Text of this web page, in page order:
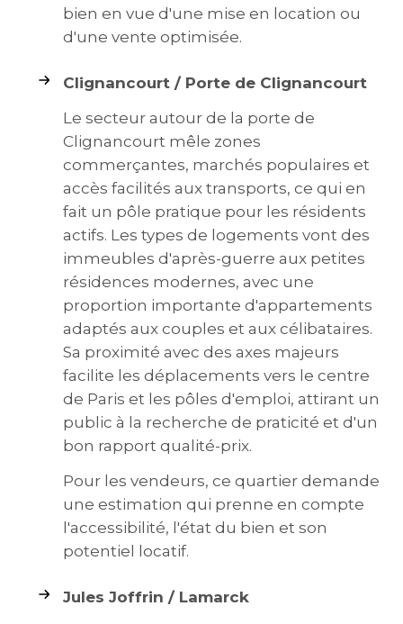
bien en vue d'une mise en location ou
d'une vente optimisée.
Clignancourt / Porte de Clignancourt
Le secteur autour de la porte de
Clignancourt mêle zones
commerçantes, marchés populaires et
accès facilités aux transports, ce qui en
fait un pôle pratique pour les résidents
actifs. Les types de logements vont des
immeubles d'après-guerre aux petites
résidences modernes, avec une
proportion importante d'appartements
adaptés aux couples et aux célibataires.
Sa proximité avec des axes majeurs
facilite les déplacements vers le centre
de Paris et les pôles d'emploi, attirant un
public à la recherche de praticité et d'un
bon rapport qualité-prix.
Pour les vendeurs, ce quartier demande
une estimation qui prenne en compte
l'accessibilité, l'état du bien et son
potentiel locatif.
Jules Joffrin / Lamarck